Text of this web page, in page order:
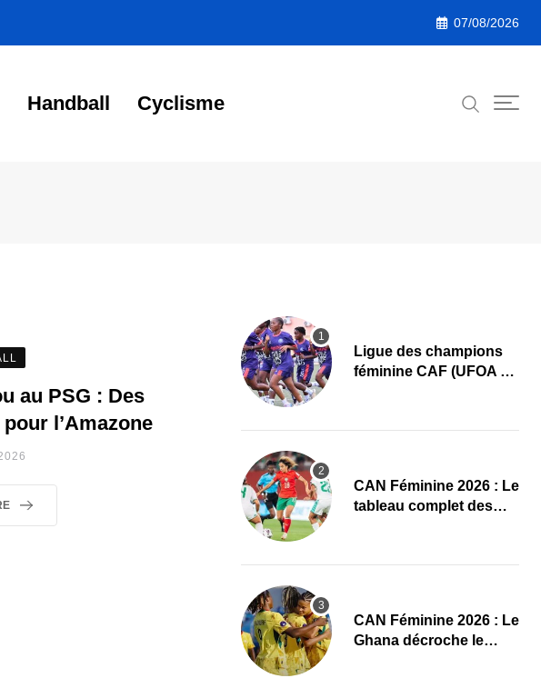
07/08/2026
Handball Cyclisme
au PSG : Des
l’Amazone
Ligue des champions
féminine CAF (UFOA A)
en Gambie
CAN Féminine 2026 : Le
tableau complet des
CAN Féminine 2026 : Le
Ghana décroche le